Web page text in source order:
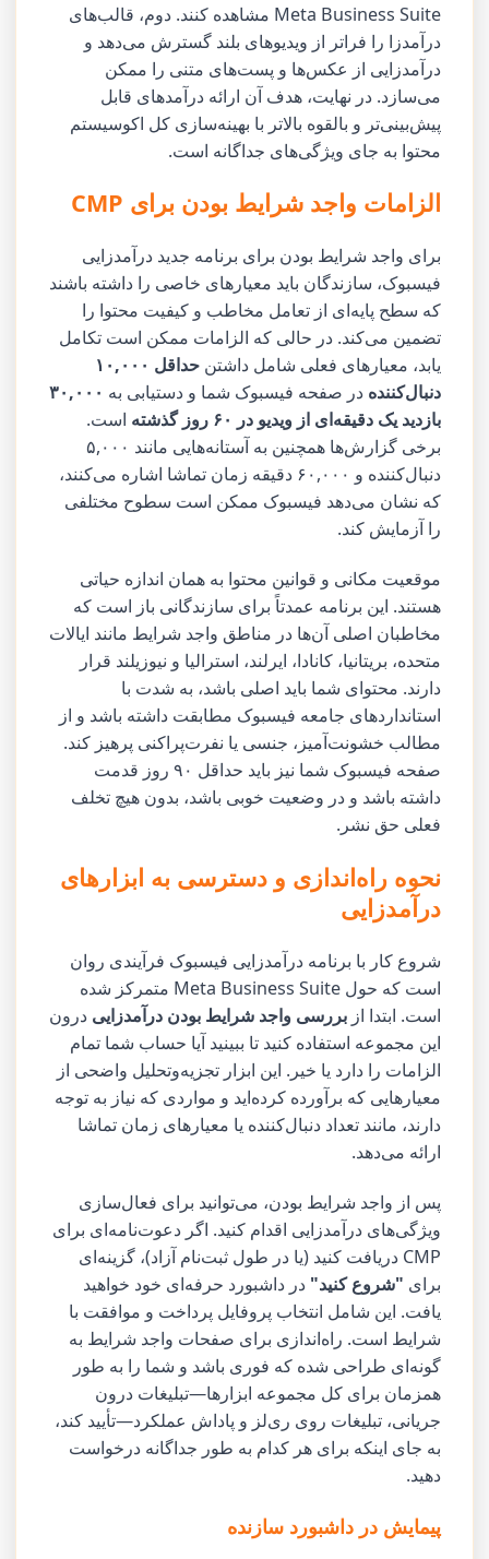
Meta Business Suite مشاهده کنند. دوم، قالب‌های
درآمدزا را فراتر از ویدیوهای بلند گسترش می‌دهد و
درآمدزایی از عکس‌ها و پست‌های متنی را ممکن
می‌سازد. در نهایت، هدف آن ارائه درآمدهای قابل
پیش‌بینی‌تر و بالقوه بالاتر با بهینه‌سازی کل اکوسیستم
محتوا به جای ویژگی‌های جداگانه است.
الزامات واجد شرایط بودن برای CMP
برای واجد شرایط بودن برای برنامه جدید درآمدزایی
فیسبوک، سازندگان باید معیارهای خاصی را داشته باشند
که سطح پایه‌ای از تعامل مخاطب و کیفیت محتوا را
تضمین می‌کند. در حالی که الزامات ممکن است تکامل
یابد، معیارهای فعلی شامل داشتن
حداقل ۱۰,۰۰۰
دنبال‌کننده در صفحه فیسبوک شما و دستیابی به ۳۰,۰۰۰
بازدید یک دقیقه‌ای از ویدیو در ۶۰ روز گذشته
است.
برخی گزارش‌ها همچنین به آستانه‌هایی مانند ۵,۰۰۰
دنبال‌کننده و ۶۰,۰۰۰ دقیقه زمان تماشا اشاره می‌کنند،
که نشان می‌دهد فیسبوک ممکن است سطوح مختلفی
را آزمایش کند.
موقعیت مکانی و قوانین محتوا به همان اندازه حیاتی
هستند. این برنامه عمدتاً برای سازندگانی باز است که
مخاطبان اصلی آن‌ها در مناطق واجد شرایط مانند ایالات
متحده، بریتانیا، کانادا، ایرلند، استرالیا و نیوزیلند قرار
دارند. محتوای شما باید اصلی باشد، به شدت با
استانداردهای جامعه فیسبوک مطابقت داشته باشد و از
مطالب خشونت‌آمیز، جنسی یا نفرت‌پراکنی پرهیز کند.
صفحه فیسبوک شما نیز باید حداقل ۹۰ روز قدمت
داشته باشد و در وضعیت خوبی باشد، بدون هیچ تخلف
فعلی حق نشر.
نحوه راه‌اندازی و دسترسی به ابزارهای
درآمدزایی
شروع کار با برنامه درآمدزایی فیسبوک فرآیندی روان
است که حول Meta Business Suite متمرکز شده
است. ابتدا ازبررسی واجد شرایط بودن درآمدزایی درون
این مجموعه استفاده کنید تا ببینید آیا حساب شما تمام
الزامات را دارد یا خیر. این ابزار تجزیه‌وتحلیل واضحی از
معیارهایی که برآورده کرده‌اید و مواردی که نیاز به توجه
دارند، مانند تعداد دنبال‌کننده یا معیارهای زمان تماشا
ارائه می‌دهد.
پس از واجد شرایط بودن، می‌توانید برای فعال‌سازی
ویژگی‌های درآمدزایی اقدام کنید. اگر دعوت‌نامه‌ای برای
CMP دریافت کنید (یا در طول ثبت‌نام آزاد)، گزینه‌ای
برای "شروع کنید" در داشبورد حرفه‌ای خود خواهید
یافت. این شامل انتخاب پروفایل پرداخت و موافقت با
شرایط است. راه‌اندازی برای صفحات واجد شرایط به
گونه‌ای طراحی شده که فوری باشد و شما را به طور
همزمان برای کل مجموعه ابزارها—تبلیغات درون
جریانی، تبلیغات روی ری‌لز و پاداش عملکرد—تأیید کند،
به جای اینکه برای هر کدام به طور جداگانه درخواست
دهید.
پیمایش در داشبورد سازنده